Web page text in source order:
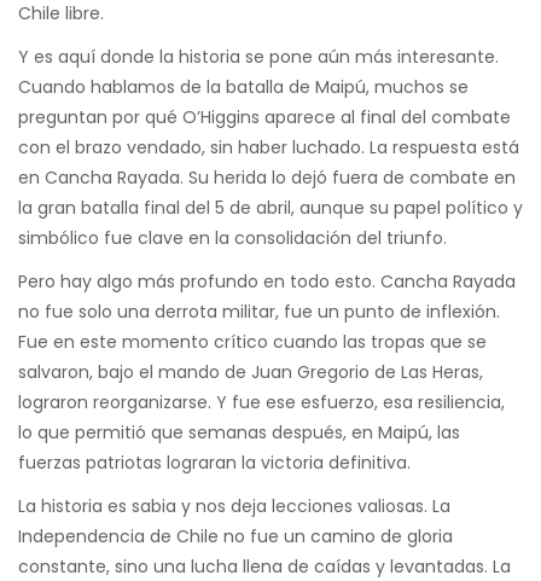
Chile libre.
Y es aquí donde la historia se pone aún más interesante.
Cuando hablamos de la batalla de Maipú, muchos se
preguntan por qué O’Higgins aparece al final del combate
con el brazo vendado, sin haber luchado. La respuesta está
en Cancha Rayada. Su herida lo dejó fuera de combate en
la gran batalla final del 5 de abril, aunque su papel político y
simbólico fue clave en la consolidación del triunfo.
Pero hay algo más profundo en todo esto. Cancha Rayada
no fue solo una derrota militar, fue un punto de inflexión.
Fue en este momento crítico cuando las tropas que se
salvaron, bajo el mando de Juan Gregorio de Las Heras,
lograron reorganizarse. Y fue ese esfuerzo, esa resiliencia,
lo que permitió que semanas después, en Maipú, las
fuerzas patriotas lograran la victoria definitiva.
La historia es sabia y nos deja lecciones valiosas. La
Independencia de Chile no fue un camino de gloria
constante, sino una lucha llena de caídas y levantadas. La